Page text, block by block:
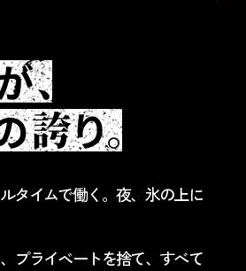
タイムで働く。夜、氷の上に
プライベートを捨て、すべて